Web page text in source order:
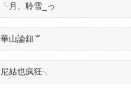
╰月、聆雪_っ
華山論鈕⺌
尼姑也疯狂╮